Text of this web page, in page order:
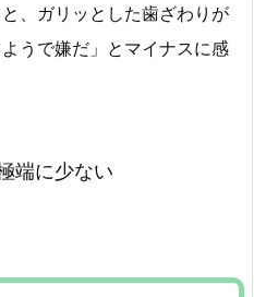
、ガリッとした歯ざわりが
うで嫌だ」とマイナスに感
端に少ない